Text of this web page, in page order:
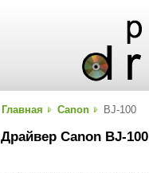
Главная Canon BJ-100
Драйвер Canon BJ-100